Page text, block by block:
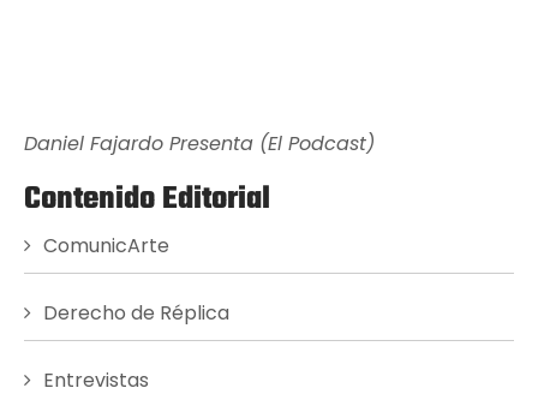
Daniel Fajardo Presenta (El Podcast)
Contenido Editorial
ComunicArte
Derecho de Réplica
Entrevistas